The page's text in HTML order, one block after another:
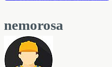
nemorosa